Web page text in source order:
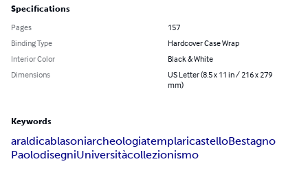
Specifications
Pages
157
Binding Type
Hardcover Case Wrap
Interior Color
Black & White
Dimensions
US Letter (8.5 x 11 in / 216 x 279
mm)
Keywords
araldicablasoniarcheologiatemplaricastelloBestagno
PaolodisegniUniversitàcollezionismo